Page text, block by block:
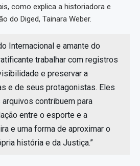
como explica a historiadora e
do Diged, Tainara Weber.
Internacional e amante do
trabalhar com registros
e preservar a
e de seus protagonistas. Eles
contribuem para
entre o esporte e a
e uma forma de aproximar o
história e da Justiça.”